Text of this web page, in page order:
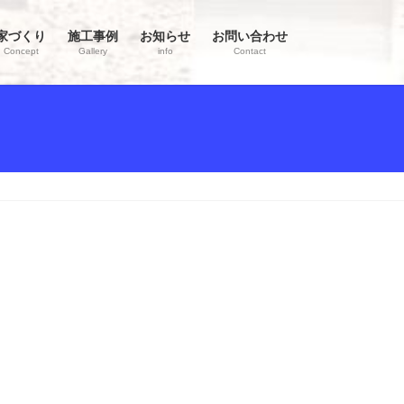
づくり
Concept
施工事例
Gallery
お知らせ
info
お問い合わせ
Contact